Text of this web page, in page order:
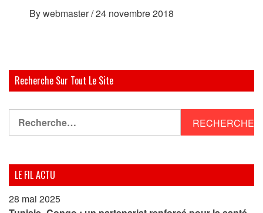
Bywebmaster/24 novembre 2018
Recherche Sur Tout Le Site
LE FIL ACTU
28 mai 2025